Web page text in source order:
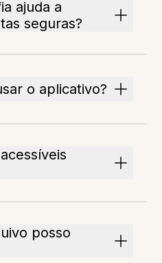
ajuda a
seguras?
o aplicativo?
posso